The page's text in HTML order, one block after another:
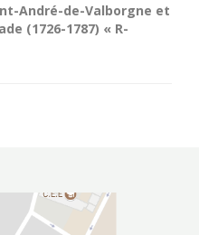
André-de-Valborgne et
(1726-1787) « R-